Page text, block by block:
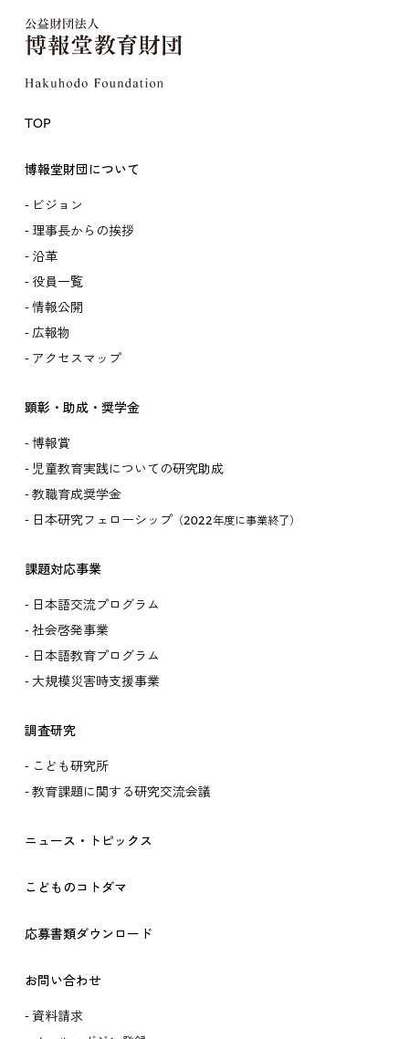
TOP
博報堂財団について
ビジョン
理事長からの挨拶
沿革
役員一覧
情報公開
広報物
アクセスマップ
顕彰・助成・奨学金
博報賞
児童教育実践についての研究助成
教職育成奨学金
日本研究フェローシップ（2022年度に事業終了）
課題対応事業
日本語交流プログラム
社会啓発事業
日本語教育プログラム
大規模災害時支援事業
調査研究
こども研究所
教育課題に関する研究交流会議
ニュース・トピックス
こどものコトダマ
応募書類ダウンロード
お問い合わせ
資料請求